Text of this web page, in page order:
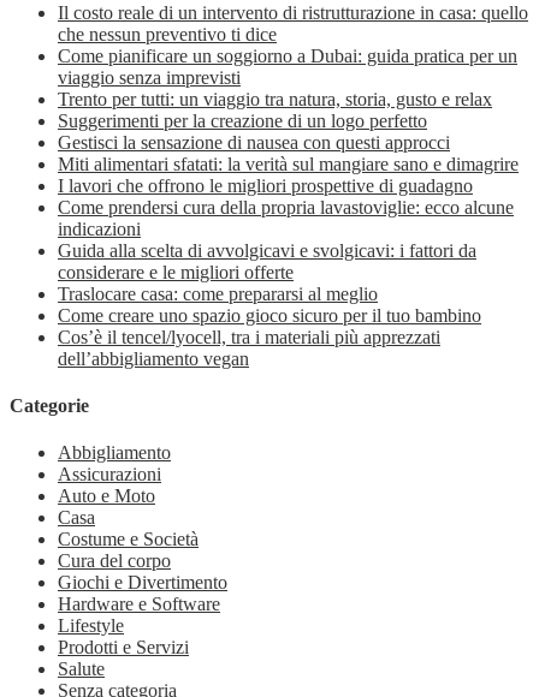
Il costo reale di un intervento di ristrutturazione in casa: quello
che nessun preventivo ti dice
Come pianificare un soggiorno a Dubai: guida pratica per un
viaggio senza imprevisti
Trento per tutti: un viaggio tra natura, storia, gusto e relax
Suggerimenti per la creazione di un logo perfetto
Gestisci la sensazione di nausea con questi approcci
Miti alimentari sfatati: la verità sul mangiare sano e dimagrire
I lavori che offrono le migliori prospettive di guadagno
Come prendersi cura della propria lavastoviglie: ecco alcune
indicazioni
Guida alla scelta di avvolgicavi e svolgicavi: i fattori da
considerare e le migliori offerte
Traslocare casa: come prepararsi al meglio
Come creare uno spazio gioco sicuro per il tuo bambino
Cos’è il tencel/lyocell, tra i materiali più apprezzati
dell’abbigliamento vegan
Categorie
Abbigliamento
Assicurazioni
Auto e Moto
Casa
Costume e Società
Cura del corpo
Giochi e Divertimento
Hardware e Software
Lifestyle
Prodotti e Servizi
Salute
Senza categoria